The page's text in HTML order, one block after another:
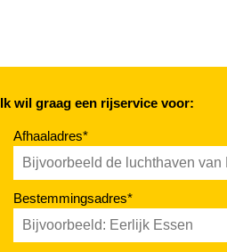
Ik wil graag een rijservice voor:
Afhaaladres*
Bestemmingsadres*